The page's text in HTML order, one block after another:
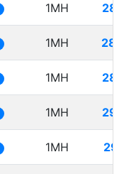
1MH
1MH
1MH
1MH
1MH